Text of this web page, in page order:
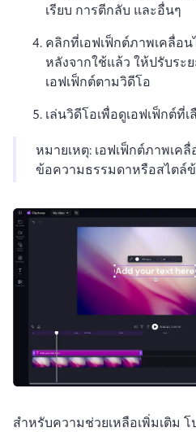
เรียบ การตีกลับ และอื่นๆ
หลังจากใช้แล้ว ให้ปรับระ
เอฟเฟ็กต์ตามวิดีโอ
เล่นวิดีโอเพื่อดูเอฟเฟ็กต์ที่เ
หมายเหตุ: เอฟเฟ็กต์ภาพเค
ข้อความธรรมดาหรือสไตล์
สําหรับความช่วยเหลือเพิ่มเติม โ